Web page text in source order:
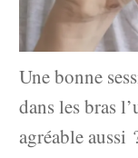
Une bonne
dans les bras
agréable aussi